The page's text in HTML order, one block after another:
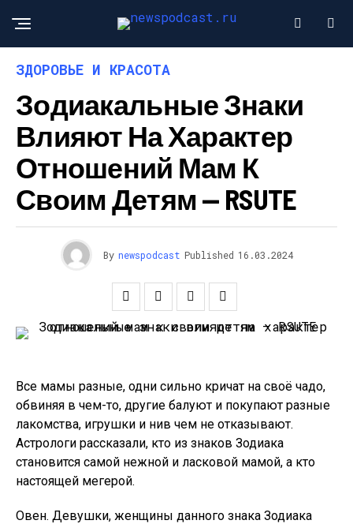
ЗДОРОВЬЕ И КРАСОТА
Зодиакальные Знаки
Влияют На Характер
Отношений Мам К
Своим Детям — RSUTE
By newspodcast Published 16.03.2024
Все мамы разные, одни сильно кричат на своё чадо,
обвиняя в чем-то, другие балуют и покупают разные
лакомства, игрушки и нив чем не отказывают.
Астрологи рассказали, кто из знаков Зодиака
становится самой нежной и ласковой мамой, а кто
настоящей мегерой.
Овен. Девушки, женщины данного знака Зодиака